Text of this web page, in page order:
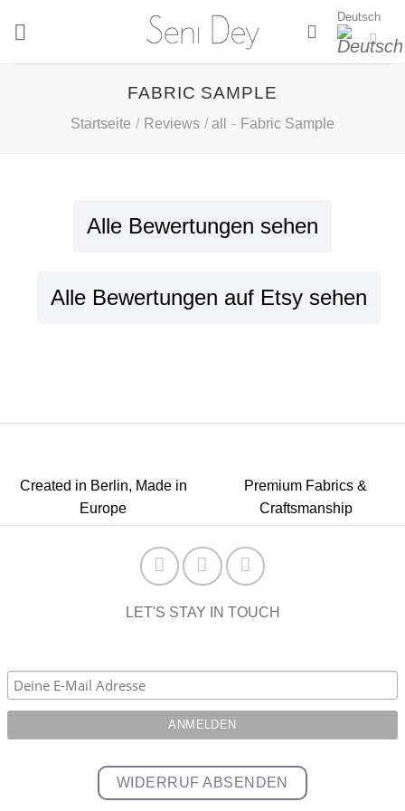
Deutsch
FABRIC SAMPLE
Startseite / Reviews / all - Fabric Sample
Alle Bewertungen sehen
Alle Bewertungen auf Etsy sehen
Created in Berlin, Made in
Europe
Premium Fabrics &
Craftsmanship
LET'S STAY IN TOUCH
WIDERRUF ABSENDEN